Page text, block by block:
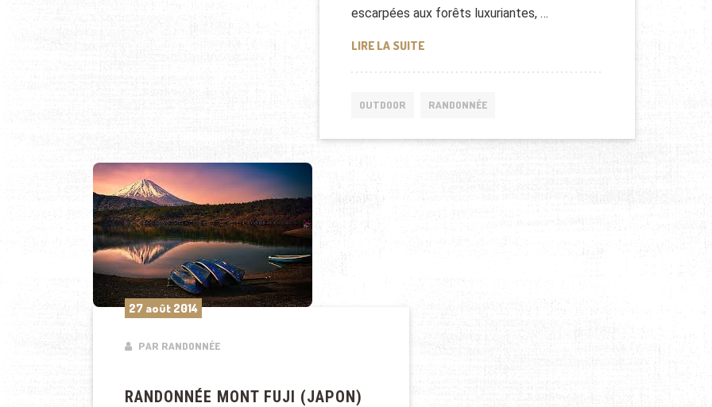
escarpées aux forêts luxuriantes, …
LIRE LA SUITELES MEILLEURS SENTIERS DE RANDONNÉE AU JAPON
OUTDOOR RANDONNÉE
27 août 2014
PAR RANDONNÉE
RANDONNÉE MONT FUJI (JAPON)